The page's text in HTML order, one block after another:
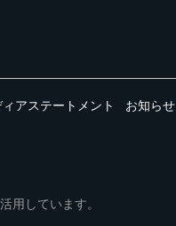
ィアステートメント お知らせ
しています。